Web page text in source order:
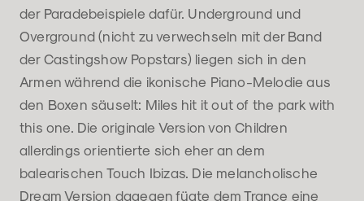
der Paradebeispiele dafür. Underground und
Overground (nicht zu verwechseln mit der Band
der Castingshow Popstars) liegen sich in den
Armen während die ikonische Piano-Melodie aus
den Boxen säuselt: Miles hit it out of the park with
this one. Die originale Version von Children
allerdings orientierte sich eher an dem
balearischen Touch Ibizas. Die melancholische
Dream Version dagegen fügte dem Trance eine